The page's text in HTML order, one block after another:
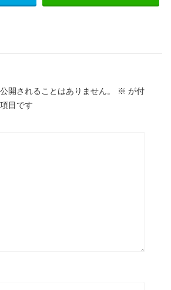
開されることはありません。 ※ が付
目です